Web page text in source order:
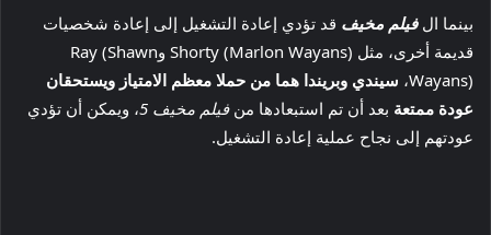
بينما الفيلم مخيف قد تؤدي إعادة التشغيل إلى إعادة شخصيات
قديمة أخرى، مثل Shorty (Marlon Wayans) وRay (Shawn
Wayans)، سيندي وبريندا هما من حملا معظم الامتياز ويستحقان
عودة ممتعة بعد أن تم استبعادها منفيلم مخيف 5
، ويمكن أن تؤدي
عودتهم إلى نجاح عملية إعادة التشغيل.